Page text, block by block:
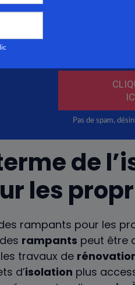
de
les
des rampants peut être
travaux de
d’isolation plus